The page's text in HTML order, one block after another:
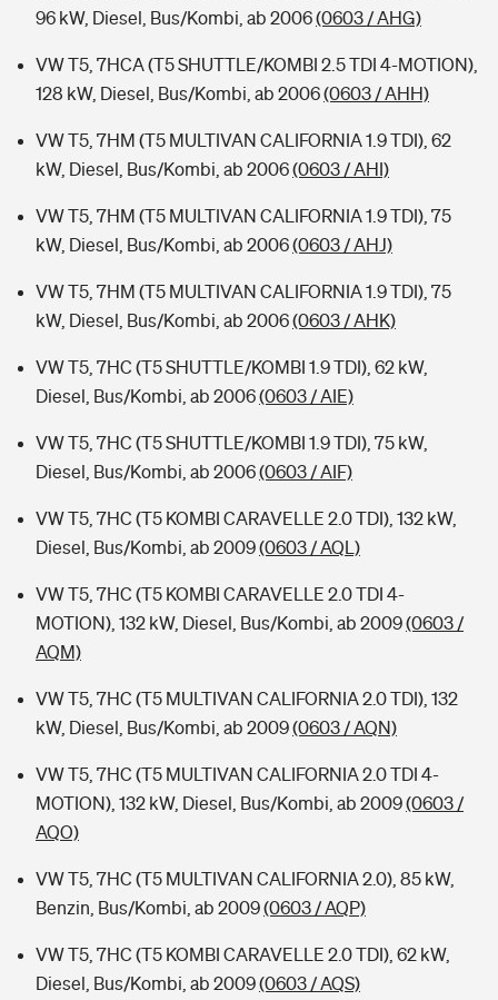
96 kW, Diesel, Bus/Kombi, ab 2006(0603 / AHG)
VW T5, 7HCA (T5 SHUTTLE/KOMBI 2.5 TDI 4-MOTION),
128 kW, Diesel, Bus/Kombi, ab 2006(0603 / AHH)
VW T5, 7HM (T5 MULTIVAN CALIFORNIA 1.9 TDI), 62
kW, Diesel, Bus/Kombi, ab 2006(0603 / AHI)
VW T5, 7HM (T5 MULTIVAN CALIFORNIA 1.9 TDI), 75
kW, Diesel, Bus/Kombi, ab 2006(0603 / AHJ)
VW T5, 7HM (T5 MULTIVAN CALIFORNIA 1.9 TDI), 75
kW, Diesel, Bus/Kombi, ab 2006(0603 / AHK)
VW T5, 7HC (T5 SHUTTLE/KOMBI 1.9 TDI), 62 kW,
Diesel, Bus/Kombi, ab 2006(0603 / AIE)
VW T5, 7HC (T5 SHUTTLE/KOMBI 1.9 TDI), 75 kW,
Diesel, Bus/Kombi, ab 2006(0603 / AIF)
VW T5, 7HC (T5 KOMBI CARAVELLE 2.0 TDI), 132 kW,
Diesel, Bus/Kombi, ab 2009(0603 / AQL)
VW T5, 7HC (T5 KOMBI CARAVELLE 2.0 TDI 4-
MOTION), 132 kW, Diesel, Bus/Kombi, ab 2009(0603 /
AQM)
VW T5, 7HC (T5 MULTIVAN CALIFORNIA 2.0 TDI), 132
kW, Diesel, Bus/Kombi, ab 2009(0603 / AQN)
VW T5, 7HC (T5 MULTIVAN CALIFORNIA 2.0 TDI 4-
MOTION), 132 kW, Diesel, Bus/Kombi, ab 2009(0603 /
AQO)
VW T5, 7HC (T5 MULTIVAN CALIFORNIA 2.0), 85 kW,
Benzin, Bus/Kombi, ab 2009(0603 / AQP)
VW T5, 7HC (T5 KOMBI CARAVELLE 2.0 TDI), 62 kW,
Diesel, Bus/Kombi, ab 2009(0603 / AQS)